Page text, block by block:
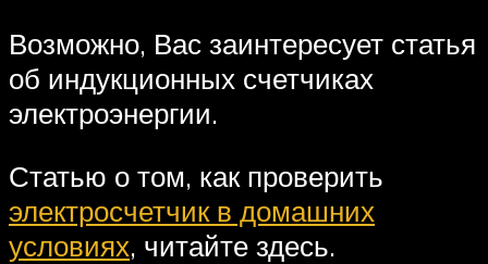
Возможно, Вас заинтересует статья
об индукционных счетчиках
электроэнергии.
Статью о том, как проверить
электросчетчик в домашних
условиях, читайте здесь.